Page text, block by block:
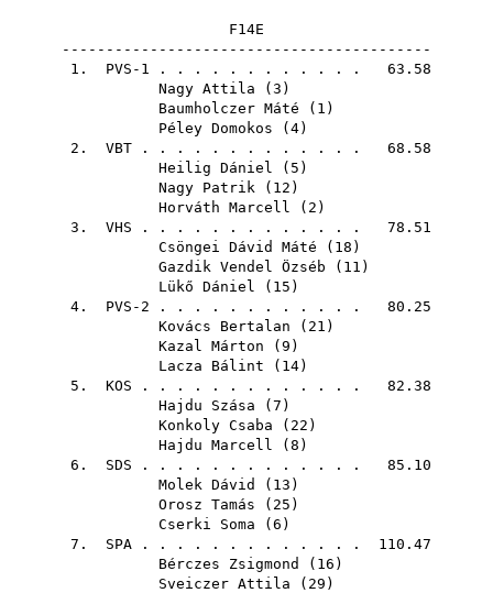
F14E
------------------------------------------
1. PVS-1 . . . . . . . . . . . . 63.58
Nagy Attila ( 3 )
Baumholczer Máté ( 1 )
Péley Domokos ( 4)
2. VBT . . . . . . . . . . . . . 68.58
Heilig Dániel ( 5 )
Nagy Patrik ( 12 )
Horváth Marcell ( 2 )
3. VHS . . . . . . . . . . . . . 78.51
Csöngei Dávid Máté ( 18 )
Gazdik Vendel Özséb ( 11 )
Lükő Dániel ( 15 )
4. PVS-2 . . . . . . . . . . . . 80.25
Kovács Bertalan ( 21 )
Kazal Márton ( 9 )
Lacza Bálint ( 14)
5. KOS . . . . . . . . . . . . . 82.38
Hajdu Szása ( 7 )
Konkoly Csaba ( 22 )
Hajdu Marcell ( 8 )
6. SDS . . . . . . . . . . . . . 85.10
Molek Dávid
( 13 )
Orosz Tamás ( 25 )
Cserki Soma ( 6 )
7. SPA . . . . . . . . . . . . . 110.47
Bérczes Zsigmond
( 16 )
Sveiczer Attila ( 29 )